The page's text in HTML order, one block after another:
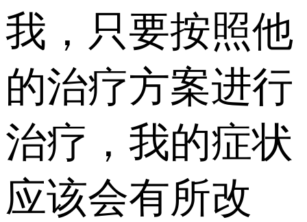
我，只要按照他
的治疗方案进行
治疗，我的症状
应该会有所改